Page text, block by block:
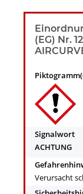
(EG) Nr.
Signalwort
ACHTUNG
Verursacht